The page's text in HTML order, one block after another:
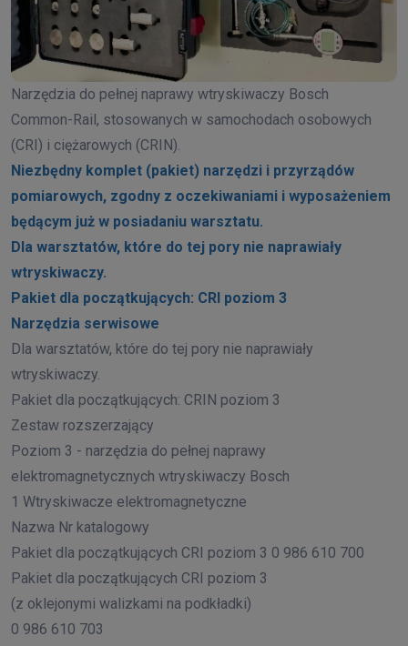
Narzędzia do pełnej naprawy wtryskiwaczy Bosch
Common-Rail, stosowanych w samochodach osobowych
(CRI) i ciężarowych (CRIN).
Niezbędny komplet (pakiet) narzędzi i przyrządów
pomiarowych, zgodny z oczekiwaniami i wyposażeniem
będącym już w posiadaniu warsztatu.
Dla warsztatów, które do tej pory nie naprawiały
wtryskiwaczy.
Pakiet dla początkujących: CRI poziom 3
Narzędzia serwisowe
Dla warsztatów, które do tej pory nie naprawiały
wtryskiwaczy.
Pakiet dla początkujących: CRIN poziom 3
Zestaw rozszerzający
Poziom 3 - narzędzia do pełnej naprawy
elektromagnetycznych wtryskiwaczy Bosch
1 Wtryskiwacze elektromagnetyczne
Nazwa Nr katalogowy
Pakiet dla początkujących CRI poziom 3 0 986 610 700
Pakiet dla początkujących CRI poziom 3
(z oklejonymi walizkami na podkładki)
0 986 610 703